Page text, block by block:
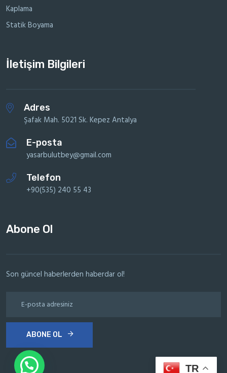
Kaplama
Statik Boyama
İletişim Bilgileri
Adres
Şafak Mah. 5021 Sk. Kepez Antalya
E-posta
yasarbulutbey@gmail.com
Telefon
+90(535) 240 55 43
Abone Ol
Son güncel haberlerden haberdar ol!
ABONE OL
TR